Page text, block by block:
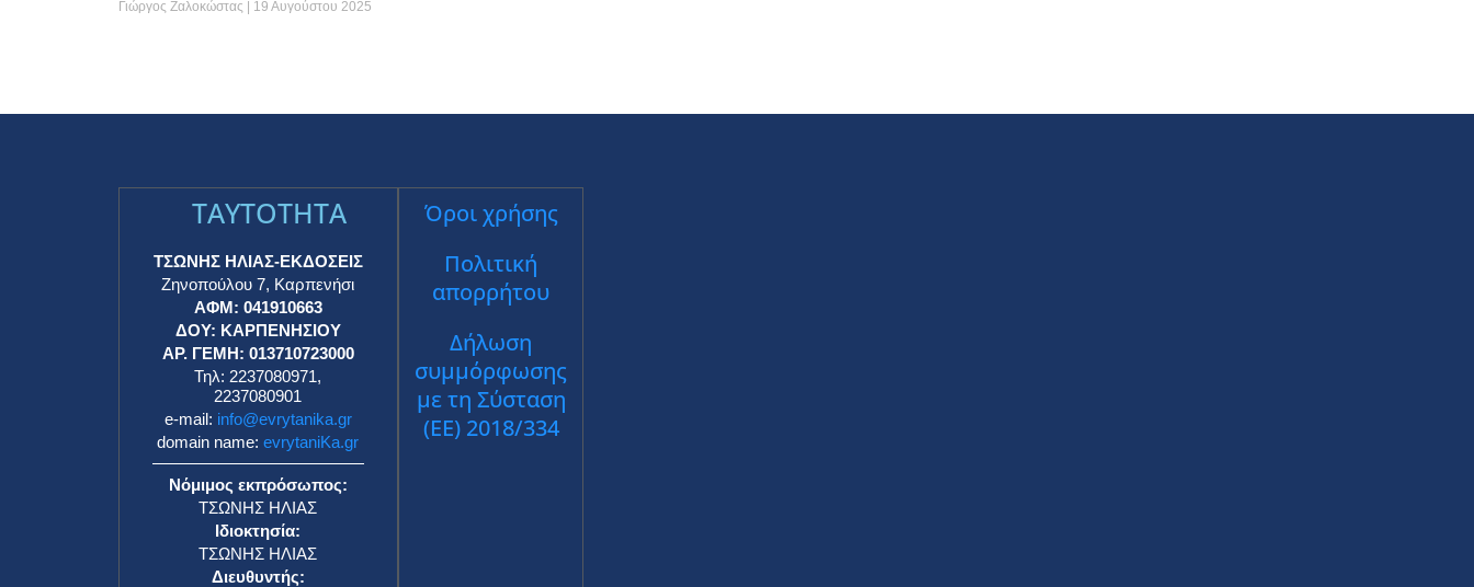
Γιώργος Ζαλοκώστας 19 Αυγούστου 2025
TAYTOTHTA
ΤΣΩΝΗΣ ΗΛΙΑΣ-ΕΚΔΟΣΕΙΣ
Ζηνοπούλου 7, Καρπενήσι
ΑΦΜ: 041910663
ΔΟΥ: ΚΑΡΠΕΝΗΣΙΟΥ
ΑΡ. ΓΕΜΗ: 013710723000
Τηλ: 2237080971,
2237080901
e-mail: info@evrytanika.gr
domain name:evrytaniKa.gr
Νόμιμος εκπρόσωπος:
ΤΣΩΝΗΣ ΗΛΙΑΣ
Ιδιοκτησία:
ΤΣΩΝΗΣ ΗΛΙΑΣ
Διευθυντής:
Όροι χρήσης
Πολιτική
απορρήτου
Δήλωση
συμμόρφωσης
με τη Σύσταση
(ΕΕ) 2018/334